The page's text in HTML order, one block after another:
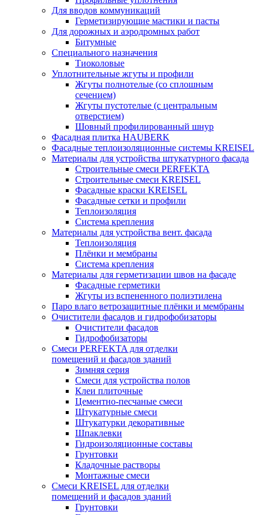
Для вводов коммуникаций
Герметизирующие мастики и пасты
Для дорожных и аэродромных работ
Битумные
Специального назначения
Тиоколовые
Уплотнительные жгуты и профили
Жгуты полнотелые (со сплошным
сечением)
Жгуты пустотелые (с центральным
отверстием)
Шовный профилированный шнур
Фасадная плитка HAUBERK
Фасадные теплоизоляционные системы KREISEL
Материалы для устройства штукатурного фасада
Строительные смеси PERFEKTA
Строительные смеси KREISEL
Фасадные краски KREISEL
Фасадные сетки и профили
Теплоизоляция
Система крепления
Материалы для устройства вент. фасада
Теплоизоляция
Плёнки и мембраны
Система крепления
Материалы для герметизации швов на фасаде
Фасадные герметики
Жгуты из вспененного полиэтилена
Паро влаго ветрозащитные плёнки и мембраны
Очистители фасадов и гидрофобизаторы
Очистители фасадов
Гидрофобизаторы
Смеси PERFEKTA для отделки
помещений и фасадов зданий
Зимняя серия
Смеси для устройства полов
Клеи плиточные
Цементно-песчаные смеси
Штукатурные смеси
Штукатурки декоративные
Шпаклевки
Гидроизоляционные составы
Грунтовки
Кладочные растворы
Монтажные смеси
Смеси KREISEL для отделки
помещений и фасадов зданий
Грунтовки